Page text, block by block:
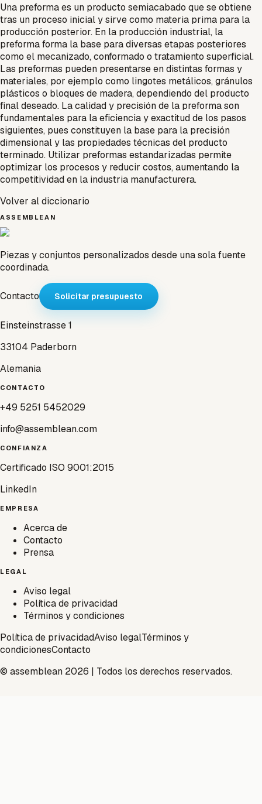
Una preforma es un producto semiacabado que se obtiene
tras un proceso inicial y sirve como materia prima para la
producción posterior. En la producción industrial, la
preforma forma la base para diversas etapas posteriores
como el mecanizado, conformado o tratamiento superficial.
Las preformas pueden presentarse en distintas formas y
materiales, por ejemplo como lingotes metálicos, gránulos
plásticos o bloques de madera, dependiendo del producto
final deseado. La calidad y precisión de la preforma son
fundamentales para la eficiencia y exactitud de los pasos
siguientes, pues constituyen la base para la precisión
dimensional y las propiedades técnicas del producto
terminado. Utilizar preformas estandarizadas permite
optimizar los procesos y reducir costos, aumentando la
competitividad en la industria manufacturera.
Volver al diccionario
ASSEMBLEAN
Piezas y conjuntos personalizados desde una sola fuente
coordinada.
Contacto Solicitar presupuesto
Einsteinstrasse 1
33104 Paderborn
Alemania
CONTACTO
+49 5251 5452029
info@assemblean.com
CONFIANZA
Certificado ISO 9001:2015
LinkedIn
EMPRESA
Acerca de
Contacto
Prensa
LEGAL
Aviso legal
Política de privacidad
Términos y condiciones
Política de privacidadAviso legalTérminos y
condicionesContacto
© assemblean 2026 | Todos los derechos reservados.